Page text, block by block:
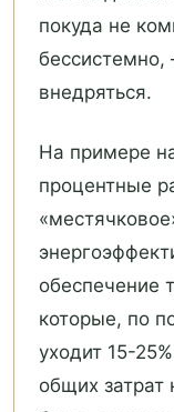
покуда не
внедряться.
На примере
процентные
обеспечение
которые, по
уходит 15-
общих затрат